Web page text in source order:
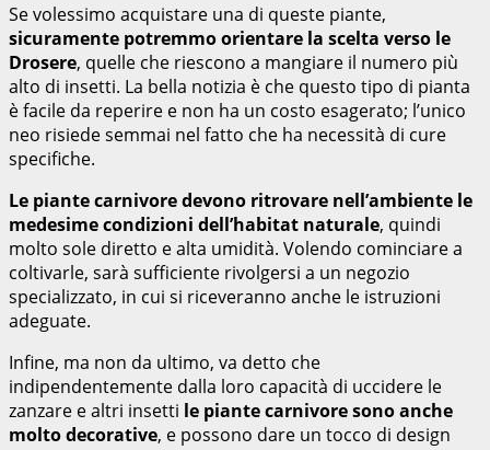
Se volessimo acquistare una di queste piante,
sicuramente potremmo orientare la scelta verso le
Drosere, quelle che riescono a mangiare il numero più
alto di insetti. La bella notizia è che questo tipo di pianta
è facile da reperire e non ha un costo esagerato; l’unico
neo risiede semmai nel fatto che ha necessità di cure
specifiche.
Le piante carnivore devono ritrovare nell’ambiente le
medesime condizioni dell’habitat naturale, quindi
molto sole diretto e alta umidità. Volendo cominciare a
coltivarle, sarà sufficiente rivolgersi a un negozio
specializzato, in cui si riceveranno anche le istruzioni
adeguate.
Infine, ma non da ultimo, va detto che
indipendentemente dalla loro capacità di uccidere le
zanzare e altri insetti le piante carnivore sono anche
molto decorative, e possono dare un tocco di design